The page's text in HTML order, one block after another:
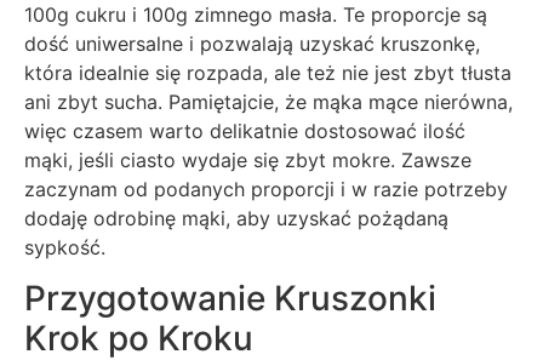
100g cukru i 100g zimnego masła. Te proporcje są
dość uniwersalne i pozwalają uzyskać kruszonkę,
która idealnie się rozpada, ale też nie jest zbyt tłusta
ani zbyt sucha. Pamiętajcie, że mąka mące nierówna,
więc czasem warto delikatnie dostosować ilość
mąki, jeśli ciasto wydaje się zbyt mokre. Zawsze
zaczynam od podanych proporcji i w razie potrzeby
dodaję odrobinę mąki, aby uzyskać pożądaną
sypkość.
Przygotowanie Kruszonki
Krok po Kroku